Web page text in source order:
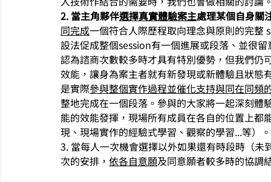
2. 當主角夥伴選擇真實體驗案主處理某個自身關
同完成一個符合人際歷程取向理念與原則的完整
設法促成整個session有一個進展或段落、並很
認為諮商次數較多時才具有特別優勢，但我們
效能，讓身為案主者就有新發現或新體驗且狀態
是實際參與整個實作過程並催化支持與同在同頻
整地完成在一個段落。參與的大家將一起深刻體
能的效能發揮，現場所有成員在各自的位置上
現、現場實作的經驗式學習、觀察的學習...等）。
3. 當每人一次機會選擇以外如果還有時段時（
次的安排， 依各自意願及同意願者較多時的協調